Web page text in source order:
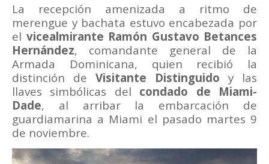
La recepción amenizada a ritmo de
merengue y bachata estuvo encabezada por
el vicealmirante Ramón Gustavo Betances
Hernández, comandante general de la
Armada Dominicana, quien recibió la
distinción de Visitante Distinguido y las
llaves simbólicas del condado de Miami-
Dade, al arribar la embarcación de
guardiamarina a Miami el pasado martes 9
de noviembre.